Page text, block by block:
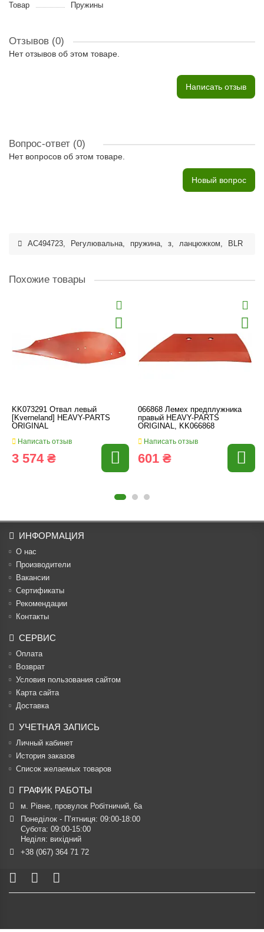
Товар
Пружины
Отзывов (0)
Нет отзывов об этом товаре.
Написать отзыв
Вопрос-ответ (0)
Нет вопросов об этом товаре.
Новый вопрос
AC494723, Регулювальна, пружина, з, ланцюжком, BLR
Похожие товары
KK073291 Отвал левый
[Kverneland] HEAVY-PARTS
ORIGINAL
Написать отзыв
3 574 ₴
066868 Лемех предплужника
правый HEAVY-PARTS
ORIGINAL, KK066868
Написать отзыв
601 ₴
ИНФОРМАЦИЯ
О нас
Производители
Вакансии
Cертификаты
Рекомендации
Контакты
СЕРВИС
Оплата
Возврат
Условия пользования сайтом
Карта сайта
Доставка
УЧЕТНАЯ ЗАПИСЬ
Личный кабинет
История заказов
Список желаемых товаров
ГРАФИК РАБОТЫ
м. Рівне, провулок Робітничий, 6а
Понеділок - П’ятниця: 09:00-18:00
Субота: 09:00-15:00
Неділя: вихідний
+38 (067) 364 71 72